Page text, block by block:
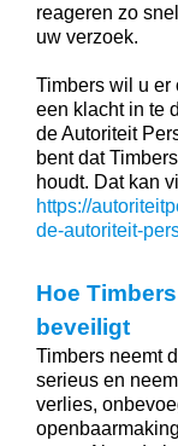
reageren zo
uw verzoek.
Timbers wil u er
een klacht in te
de Autoriteit
bent dat
houdt. Dat kan
https://
de-autoriteit-
Hoe
beveiligt
Timbers neemt
serieus en
verlies,